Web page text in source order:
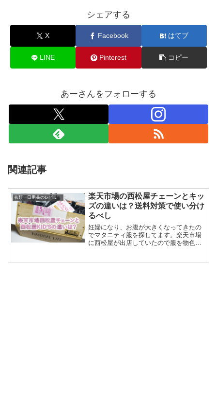
シェアする
X Facebook はてブ
LINE Pinterest コピー
あーさんをフォローする
関連記事
衣類・日用品のレビュー
楽天市場の西松屋チェーンとキッ
ズの違いは？送料対策で使い分け
るべし
妊婦になり、お腹が大きくなってきたの
でマタニティ服を探してます。楽天市場
に西松屋が出店していたので服を物色。